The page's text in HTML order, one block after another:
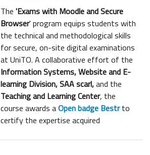
The'Exams with Moodle and Secure
Browser' program equips students with
the technical and methodological skills
for secure, on-site digital examinations
at UniTO. A collaborative effort of the
Information Systems, Website and E-
learning Division,SAA scarl,and the
Teaching and Learning Center, the
course awards aOpen badge Bestrto
certify the expertise acquired